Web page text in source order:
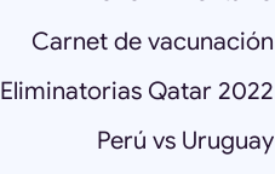
Carnet de vacunación
Eliminatorias Qatar 2022
Perú vs Uruguay